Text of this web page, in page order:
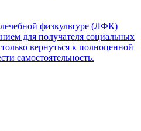
физкультуре (ЛФК)
для получателя социальных
вернуться к полноценной
самостоятельность.